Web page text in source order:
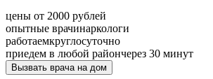
цены от 2000 рублей
опытные врачинаркологи
работаемкруглосуточно
приедем в любой райончерез 30 минут
Вызвать врача на дом